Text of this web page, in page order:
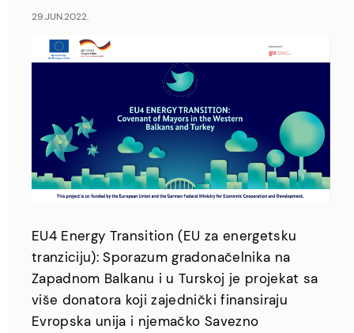
29.JUN.2022.
EU4 Energy Transition (EU za energetsku
tranziciju): Sporazum gradonačelnika na
Zapadnom Balkanu i u Turskoj je projekat sa
više donatora koji zajednički finansiraju
Evropska unija i njemačko Savezno